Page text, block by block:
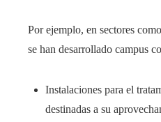
Por ejemplo, en sectores
se han desarrollado campus
Instalaciones para el
destinadas a su